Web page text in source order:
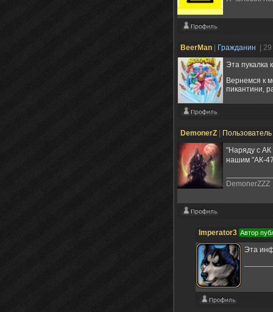
BeerMan Гражданин
|
Эта пукалка
Вернемся к
пикантини,
DemonerZ Пользователь
"Наряду с АК
нашим "АК-
DemonerZZZ
Imperator3 Автор
Эта